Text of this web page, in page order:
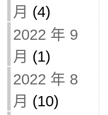
月 (4)
2022 年 9
月 (1)
2022 年 8
月 (10)